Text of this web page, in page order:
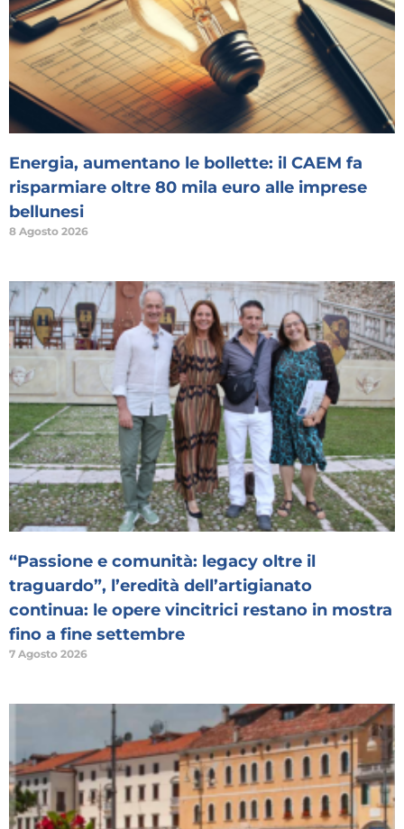
Energia, aumentano le bollette: il CAEM fa
risparmiare oltre 80 mila euro alle imprese
bellunesi
8 Agosto 2026
“Passione e comunità: legacy oltre il
traguardo”, l’eredità dell’artigianato
continua: le opere vincitrici restano in mostra
fino a fine settembre
7 Agosto 2026